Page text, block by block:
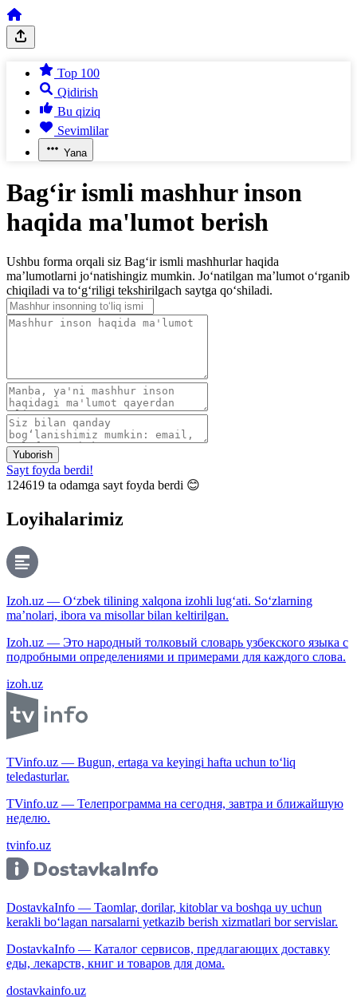
Top 100
Qidirish
Bu qiziq
Sevimlilar
Yana
Bag‘ir ismli mashhur inson
haqida ma'lumot berish
Ushbu forma orqali siz Bag‘ir ismli mashhurlar haqida
ma’lumotlarni jo‘natishingiz mumkin. Jo‘natilgan ma’lumot o‘rganib
chiqiladi va to‘g‘riligi tekshirilgach saytga qo‘shiladi.
Yuborish
Sayt foyda berdi!
124619 ta odamga sayt foyda berdi 😊
Loyihalarimiz
Izoh.uz — O‘zbek tilining xalqona izohli lug‘ati. So‘zlarning
ma’nolari, ibora va misollar bilan keltirilgan.
Izoh.uz — Это народный толковый словарь узбекского языка с
подробными определениями и примерами для каждого слова.
izoh.uz
TVinfo.uz — Bugun, ertaga va keyingi hafta uchun to‘liq
teledasturlar.
TVinfo.uz — Телепрограмма на сегодня, завтра и ближайшую
неделю.
tvinfo.uz
DostavkaInfo — Taomlar, dorilar, kitoblar va boshqa uy uchun
kerakli bo‘lagan narsalarni yetkazib berish xizmatlari bor servislar.
DostavkaInfo — Каталог сервисов, предлагающих доставку
еды, лекарств, книг и товаров для дома.
dostavkainfo.uz